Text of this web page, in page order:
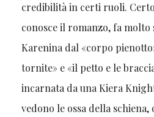
credibilità in certi ruoli.
conosce il romanzo, fa molto
Karenina dal «corpo
tornite» e «il petto e le
incarnata da una Kiera
vedono le ossa della